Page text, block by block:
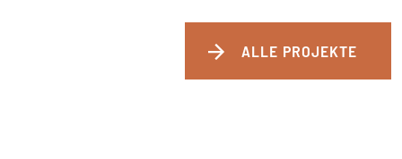
ALLE PROJEKTE